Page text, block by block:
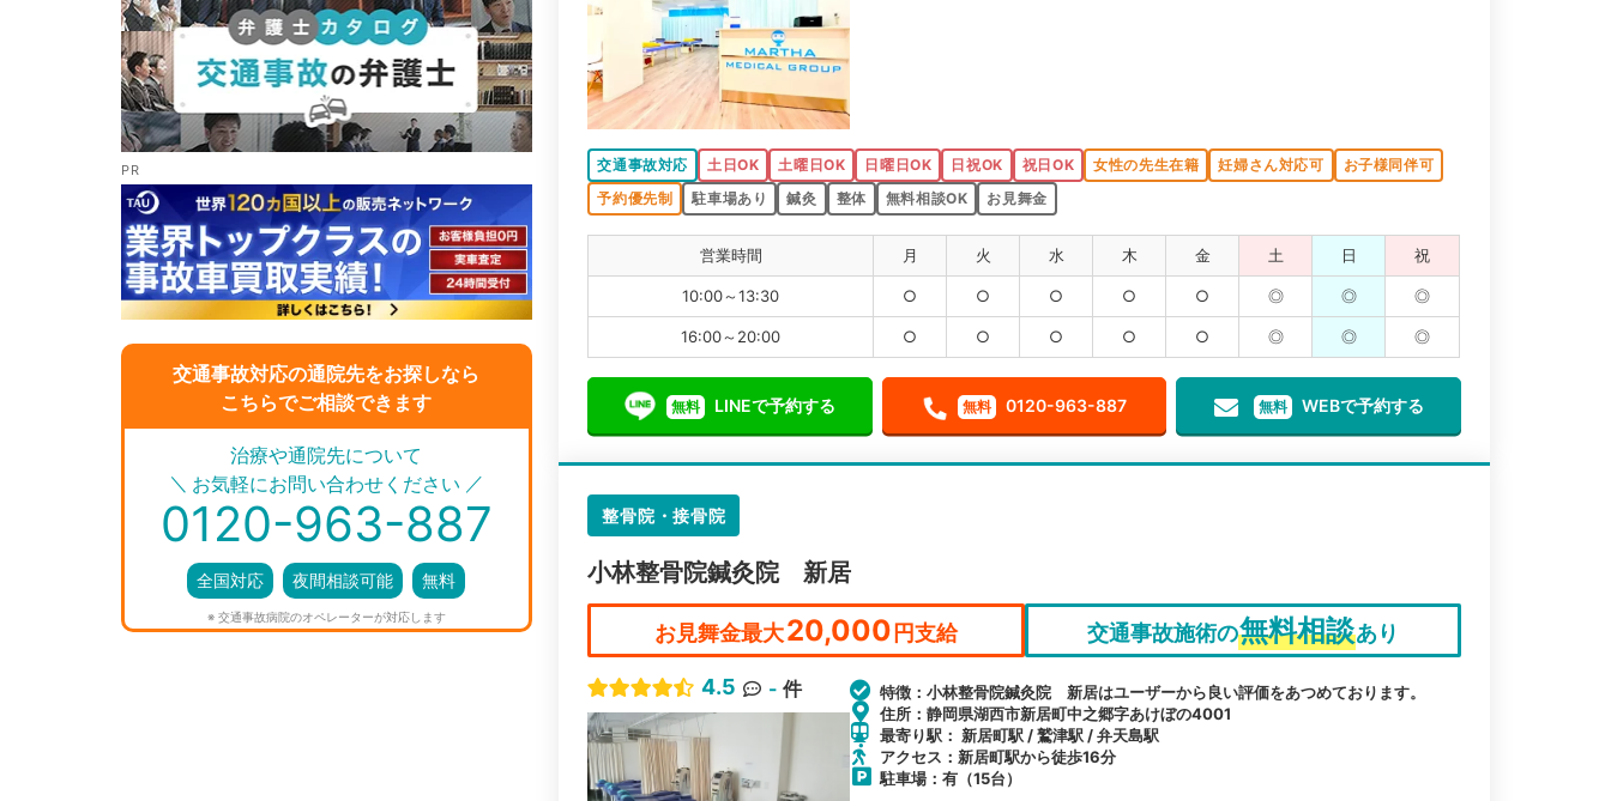
交通事故対応の通院先をお探しなら
こちらでご相談できます
＼ ／
治療や通院先について
お気軽にお問い合わせください
0120-963-887
全国対応 夜間相談可能 無料
※ 交通事故病院のオペレーターが対応します
交通事故対応 土日OK 土曜日OK 日曜日OK 日祝OK 祝日OK 女性の先生在籍 妊婦さん対応可
お子様同伴可
予約優先制
駐車場あり 鍼灸 整体 無料相談OK お見舞金
営業時間 月 火 水 木 金 土 日 祝
10:00～13:30 ○ ○ ○ ○ ○ ◎ ◎ ◎
16:00～20:00 ○ ○ ○ ○ ○ ◎ ◎ ◎
無料 LINEで予約する 無料 0120-963-887 無料 WEBで予約する
整骨院・接骨院
小林整骨院鍼灸院 新居
お見舞金最大20,000 円支給 交通事故施術の無料相談あり
4.5 - 件
特徴：小林整骨院鍼灸院 新居はユーザーから良い評価をあつめております。
住所：静岡県湖西市新居町中之郷字あけぼの4001
最寄り駅： 新居町駅 / 鷲津駅 / 弁天島駅
アクセス：新居町駅から徒歩16分
駐車場：有（15台）